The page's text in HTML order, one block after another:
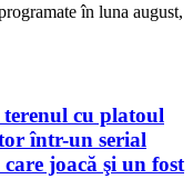
în luna august,
cu platoul
într-un serial
joacă şi un fost